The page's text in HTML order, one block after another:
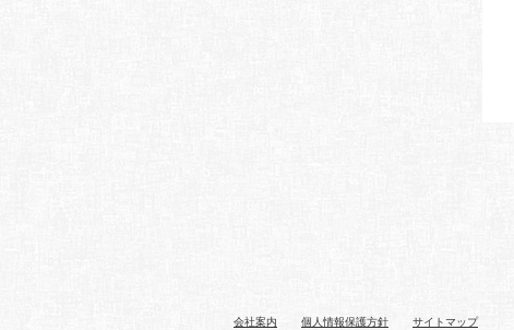
会社案内 個人情報保護方針 サイトマップ